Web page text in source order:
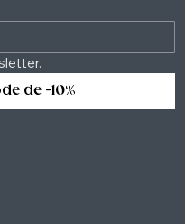
de -10%